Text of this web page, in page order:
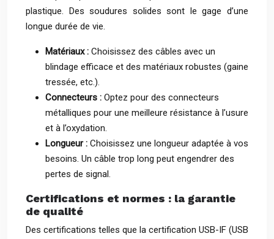
plastique. Des soudures solides sont le gage d’une
longue durée de vie.
Matériaux : Choisissez des câbles avec un
blindage efficace et des matériaux robustes (gaine
tressée, etc.).
Connecteurs : Optez pour des connecteurs
métalliques pour une meilleure résistance à l’usure
et à l’oxydation.
Longueur : Choisissez une longueur adaptée à vos
besoins. Un câble trop long peut engendrer des
pertes de signal.
Certifications et normes : la garantie
de qualité
Des certifications telles que la certification USB-IF (USB